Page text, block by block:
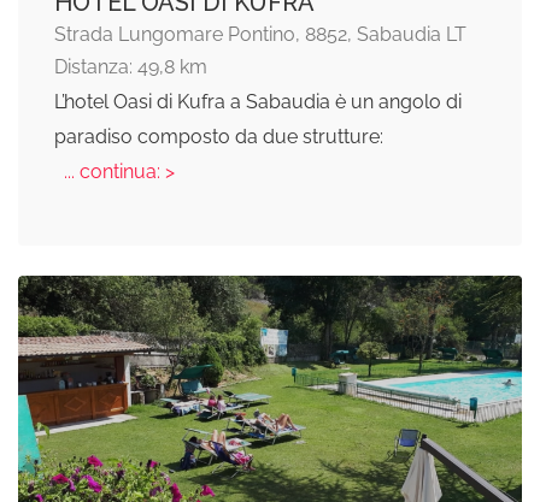
Strada Lungomare Pontino, 8852, Sabaudia LT
Distanza: 49,8 km
L’hotel Oasi di Kufra a Sabaudia è un angolo di
paradiso composto da due strutture:
... continua: >